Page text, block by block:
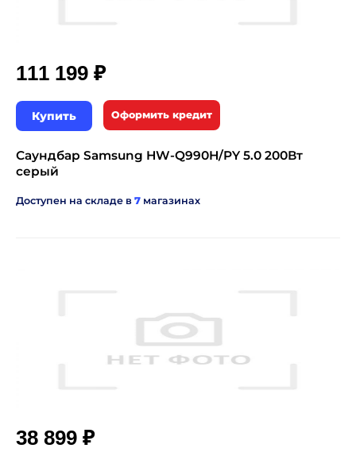
111 199 ₽
Купить Оформить кредит
Саундбар Samsung HW-Q990H/PY 5.0 200Вт
серый
Доступен на складе в 7 магазинах
38 899 ₽